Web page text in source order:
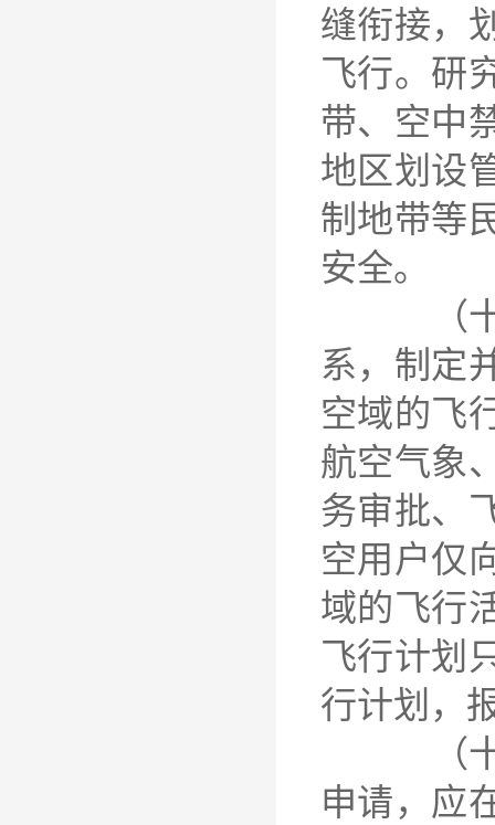
缝衔接，
飞行。研
带、空中
地区划设
制地带等
安全。
（十五
系，制定
空域的飞
航空气象
务审批、
空用户仅
域的飞行
飞行计划
行计划，
（十六
申请，应